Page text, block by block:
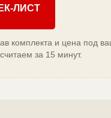
ЛИСТ
комплекта и цена под
за 15 минут.